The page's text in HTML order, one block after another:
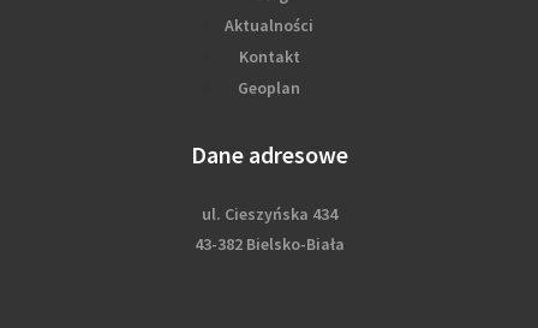
Aktualności
Kontakt
Geoplan
Dane adresowe
ul. Cieszyńska 434
43-382 Bielsko-Biała